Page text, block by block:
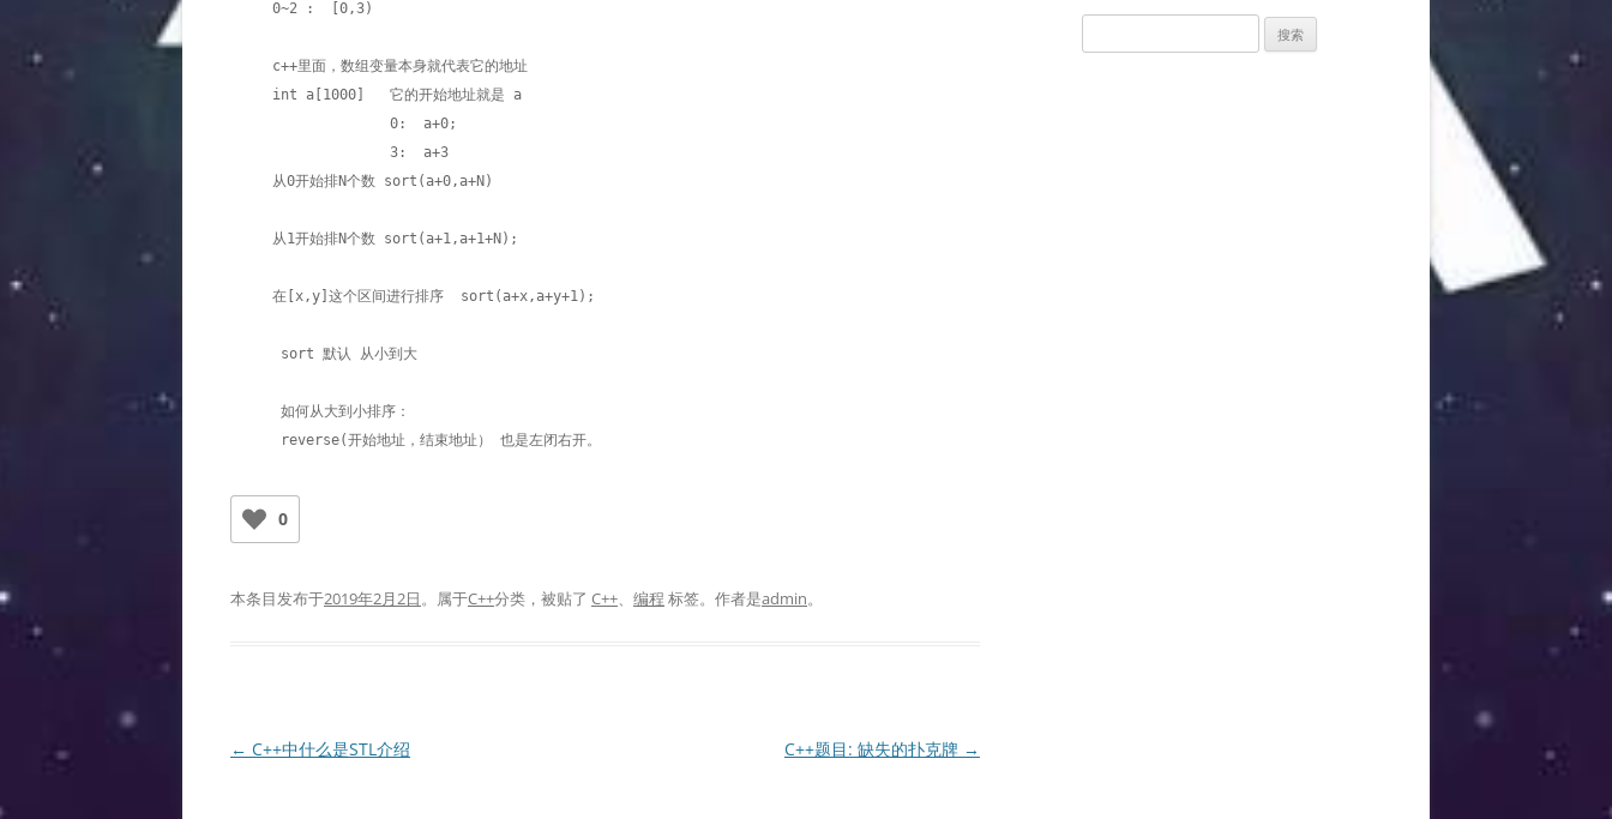
      reverse(开始地址，结束地址） 也是左闭右开。
0
本条目发布于2019年2月2日 。属于C++分类，被贴了 C++ 编程 标签。 作者是admin。
文
← C++中什么是STL介绍 C++题目: 缺失的扑克牌 →
索：